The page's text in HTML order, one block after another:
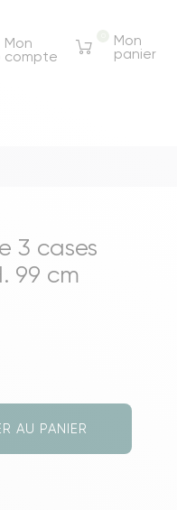
Mon
compte
Mon
panier
& appoints
chevet
3 cases
99 cm
AU PANIER